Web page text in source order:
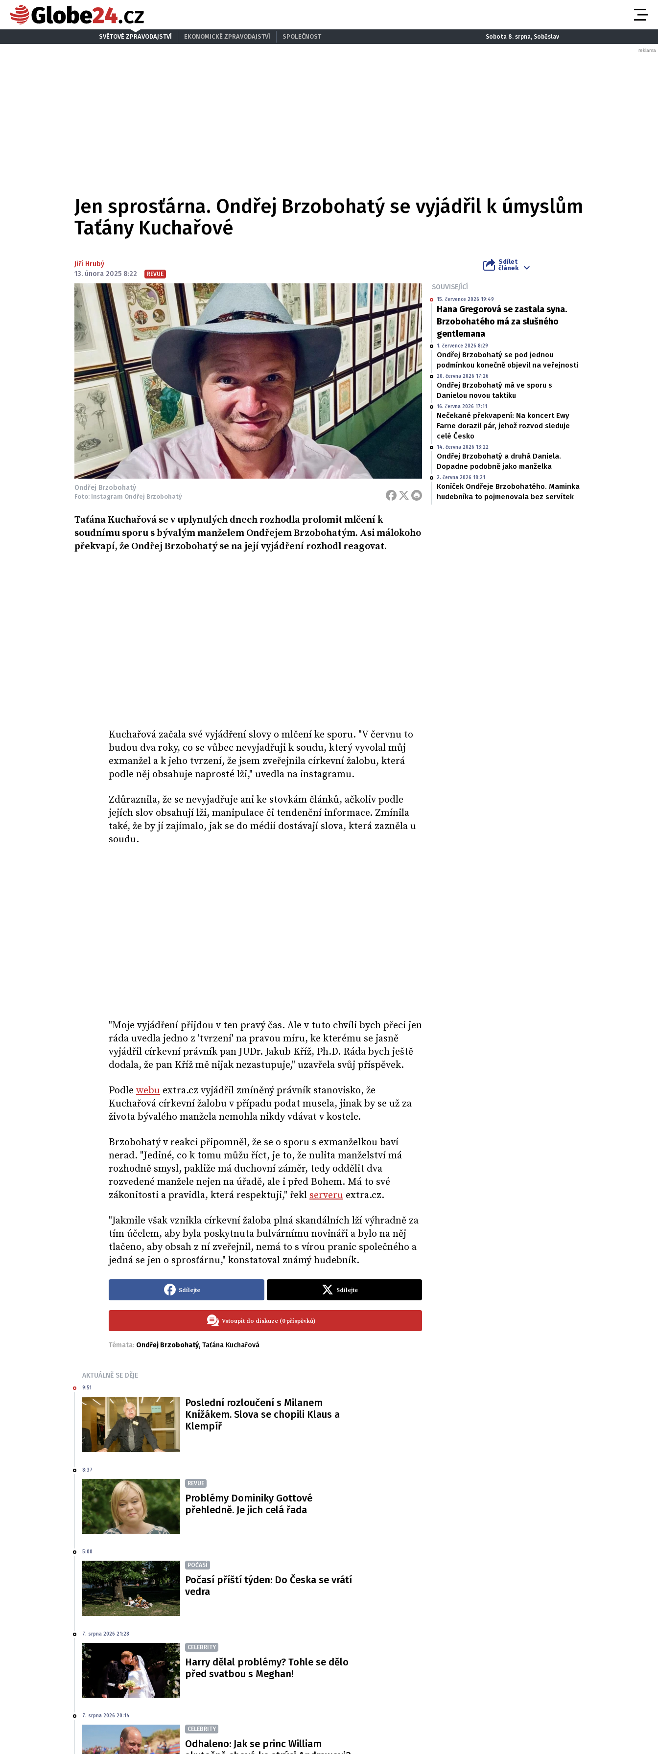
SVĚTOVÉ ZPRAVODAJSTVÍ EKONOMICKÉ ZPRAVODAJSTVÍ SPOLEČNOST Sobota 8. srpna, Soběslav
Jen sprosťárna. Ondřej Brzobohatý se vyjádřil k úmyslům
Taťány Kuchařové
Jiří Hrubý
13. února 2025 8:22
REVUE
Sdílet
článek
Ondřej Brzobohatý
Foto: Instagram Ondřej Brzobohatý
Taťána Kuchařová se v uplynulých dnech rozhodla prolomit mlčení k
soudnímu sporu s bývalým manželem Ondřejem Brzobohatým. Asi málokoho
překvapí, že Ondřej Brzobohatý se na její vyjádření rozhodl reagovat.
Kuchařová začala své vyjádření slovy o mlčení ke sporu. "V červnu to
budou dva roky, co se vůbec nevyjadřuji k soudu, který vyvolal můj
exmanžel a k jeho tvrzení, že jsem zveřejnila církevní žalobu, která
podle něj obsahuje naprosté lži," uvedla na instagramu.
Zdůraznila, že se nevyjadřuje ani ke stovkám článků, ačkoliv podle
jejích slov obsahují lži, manipulace či tendenční informace. Zmínila
také, že by jí zajímalo, jak se do médií dostávají slova, která zazněla u
soudu.
"Moje vyjádření přijdou v ten pravý čas. Ale v tuto chvíli bych přeci jen
ráda uvedla jedno z 'tvrzení' na pravou míru, ke kterému se jasně
vyjádřil církevní právník pan JUDr. Jakub Kříž, Ph.D. Ráda bych ještě
dodala, že pan Kříž mě nijak nezastupuje," uzavřela svůj příspěvek.
Podle webu extra.cz vyjádřil zmíněný právník stanovisko, že
Kuchařová církevní žalobu v případu podat musela, jinak by se už za
života bývalého manžela nemohla nikdy vdávat v kostele.
Brzobohatý v reakci připomněl, že se o sporu s exmanželkou baví
nerad. "Jediné, co k tomu můžu říct, je to, že nulita manželství má
rozhodně smysl, pakliže má duchovní záměr, tedy oddělit dva
rozvedené manžele nejen na úřadě, ale i před Bohem. Má to své
zákonitosti a pravidla, která respektuji," řekl serveru extra.cz.
"Jakmile však vznikla církevní žaloba plná skandálních lží výhradně za
tím účelem, aby byla poskytnuta bulvárnímu novináři a bylo na něj
tlačeno, aby obsah z ní zveřejnil, nemá to s vírou pranic společného a
jedná se jen o sprosťárnu," konstatoval známý hudebník.
Sdílejte Sdílejte
Vstoupit do diskuze (0 příspěvků)
Témata: Ondřej Brzobohatý, Taťána Kuchařová
SOUVISEJÍCÍ
15. července 2026 19:49
Hana Gregorová se zastala syna.
Brzobohatého má za slušného
gentlemana
1. července 2026 8:29
Ondřej Brzobohatý se pod jednou
podmínkou konečně objevil na veřejnosti
20. června 2026 17:26
Ondřej Brzobohatý má ve sporu s
Danielou novou taktiku
16. června 2026 17:11
Nečekané překvapení: Na koncert Ewy
Farne dorazil pár, jehož rozvod sleduje
celé Česko
14. června 2026 13:22
Ondřej Brzobohatý a druhá Daniela.
Dopadne podobně jako manželka
2. června 2026 18:21
Koníček Ondřeje Brzobohatého. Maminka
hudebníka to pojmenovala bez servítek
AKTUÁLNĚ SE DĚJE
9:51
Poslední rozloučení s Milanem
Knížákem. Slova se chopili Klaus a
Klempíř
8:37
REVUE
Problémy Dominiky Gottové
přehledně. Je jich celá řada
5:00
POČASÍ
Počasí příští týden: Do Česka se vrátí
vedra
7. srpna 2026 21:28
CELEBRITY
Harry dělal problémy? Tohle se dělo
před svatbou s Meghan!
7. srpna 2026 20:14
CELEBRITY
Odhaleno: Jak se princ William